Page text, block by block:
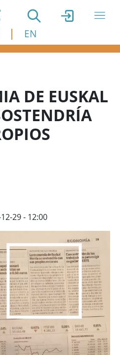
EN
DE EUSKAL
29 - 12:00